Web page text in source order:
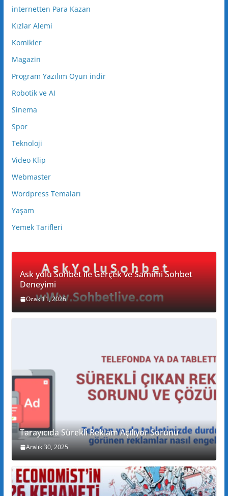
internetten Para Kazan
Kızlar Alemi
Komikler
Magazin
Program Yazılım Oyun indir
Robotik ve AI
Sinema
Spor
Teknoloji
Video Klip
Webmaster
Wordpress Temaları
Yaşam
Yemek Tarifleri
Ask yolu Sohbet ile Gerçek ve Samimi Sohbet
Deneyimi
Ocak 11, 2026
Tarayıcıda Sürekli Reklam Açılıyor Sorunu
Aralık 30, 2025